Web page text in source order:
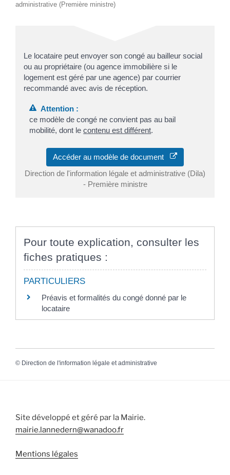
administrative (Première ministre)
Le locataire peut envoyer son congé au bailleur social
ou au propriétaire (ou agence immobilière si le
logement est géré par une agence) par courrier
recommandé avec avis de réception.
Attention :
ce modèle de congé ne convient pas au bail
mobilité, dont lecontenu est différent.
Accéder au modèle de document
Direction de l'information légale et administrative (Dila)
- Première ministre
Pour toute explication, consulter les
fiches pratiques :
PARTICULIERS
Préavis et formalités du congé donné par le
locataire
© Direction de l'information légale et administrative
Site développé et géré par la Mairie.
mairie.lannedern@wanadoo.fr
Mentions légales